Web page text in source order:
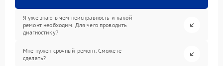
Я уже знаю в чем неисправность и какой
ремонт необходим. Для чего проводить
диагностику?
Мне нужен срочный ремонт. Сможете
сделать?